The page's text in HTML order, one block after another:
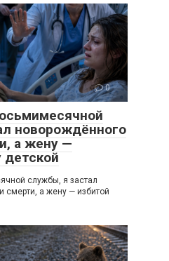
0
новорождённого
а жену —
детской
службы, я застал
смерти, а жену — избитой